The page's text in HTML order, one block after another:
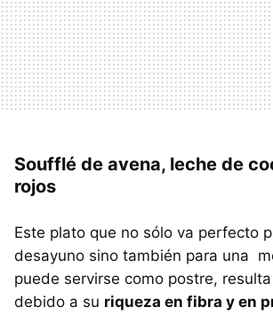
Soufflé de avena, leche de
rojos
Este plato que no sólo va perfecto
desayuno sino también para una
puede servirse como postre,
debido a su riqueza en fibra y en